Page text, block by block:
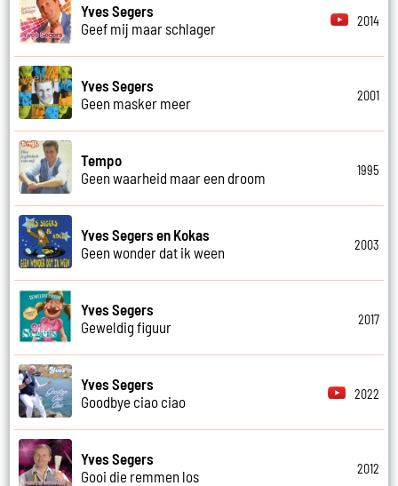
Yves Segers
Geef mij maar schlager
2014
Yves Segers
Geen masker meer
2001
Tempo
Geen waarheid maar een droom
1995
Yves Segers en Kokas
Geen wonder dat ik ween
2003
Yves Segers
Geweldig figuur
2017
Yves Segers
Goodbye ciao ciao
2022
Yves Segers
Gooi die remmen los
2012